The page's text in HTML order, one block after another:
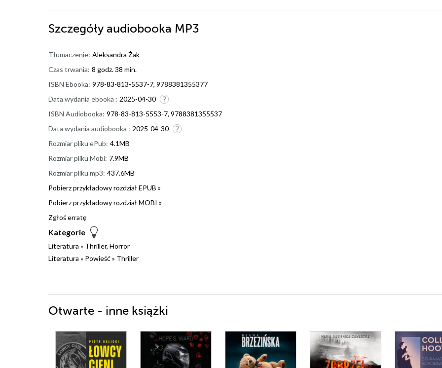
Szczegóły audiobooka MP3
Tłumaczenie: Aleksandra Żak
Czas trwania: 8 godz. 38 min.
ISBN Ebooka: 978-83-813-5537-7, 9788381355377
Data wydania ebooka : 2025-04-30
ISBN Audiobooka: 978-83-813-5553-7, 9788381355537
Data wydania audiobooka : 2025-04-30
Rozmiar pliku ePub: 4.1MB
Rozmiar pliku Mobi: 7.9MB
Rozmiar pliku mp3: 437.6MB
Pobierz przykładowy rozdział EPUB »
Pobierz przykładowy rozdział MOBI »
Zgłoś erratę
Kategorie
Literatura » Thriller, Horror
Literatura » Powieść » Thriller
Otwarte - inne książki